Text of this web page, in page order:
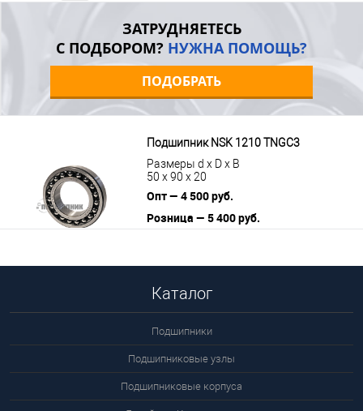
ЗАТРУДНЯЕТЕСЬ
С ПОДБОРОМ? НУЖНА ПОМОЩЬ?
ПОДОБРАТЬ
Подшипник NSK 1210 TNGC3
Размеры d x D x B
50 x 90 x 20
Опт — 4 500 руб.
Розница — 5 400 руб.
Каталог
Подшипники
Подшипниковые узлы
Подшипниковые корпуса